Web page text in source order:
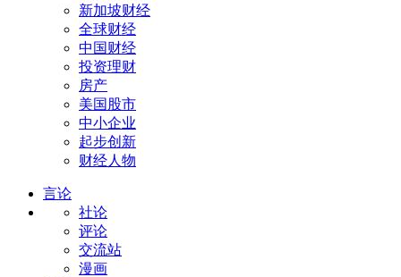
新加坡财经
全球财经
中国财经
投资理财
房产
美国股市
中小企业
起步创新
财经人物
言论
社论
评论
交流站
漫画